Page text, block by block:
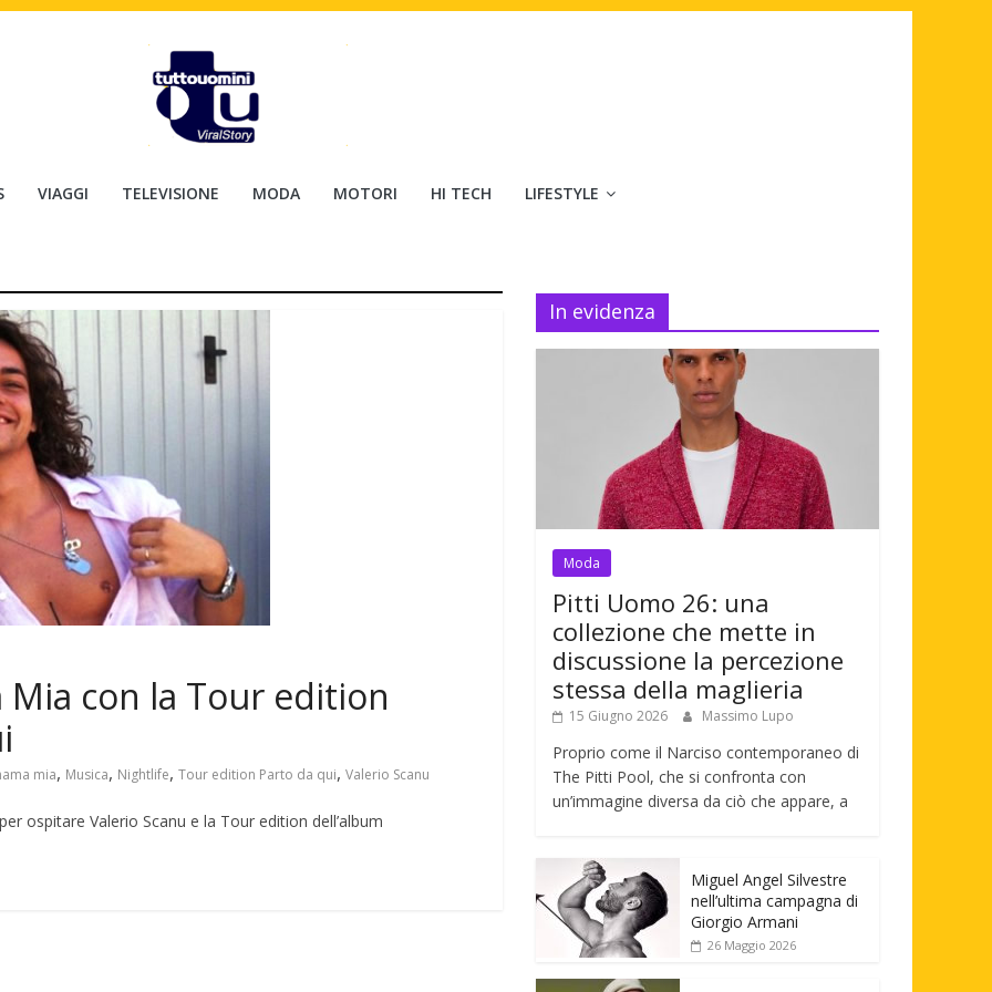
VIAGGI TELEVISIONE MODA MOTORI HI TECH LIFESTYLE
Mia con la Tour edition
mia, Musica, Nightlife, Tour edition Parto da qui, Valerio Scanu
ospitare Valerio Scanu e la Tour edition dell’album
In evidenza
Moda
Pitti Uomo 26: una
collezione che mette in
discussione la percezione
stessa della maglieria
15 Giugno 2026 Massimo Lupo
Proprio come il Narciso contemporaneo di
The Pitti Pool, che si confronta con
un’immagine diversa da ciò che appare, a
Miguel Angel Silvestre
nell’ultima campagna di
Giorgio Armani
26 Maggio 2026